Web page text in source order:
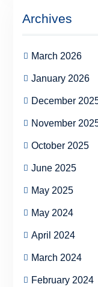
Archives
March 2026
January 2026
December
November
October 2025
June 2025
May 2025
May 2024
April 2024
March 2024
February 2024